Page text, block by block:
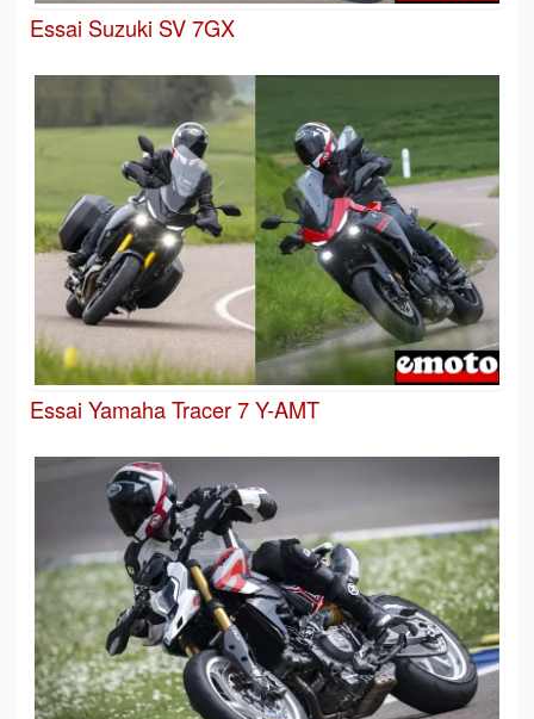
Essai Suzuki SV 7GX
Essai Yamaha Tracer 7 Y-AMT